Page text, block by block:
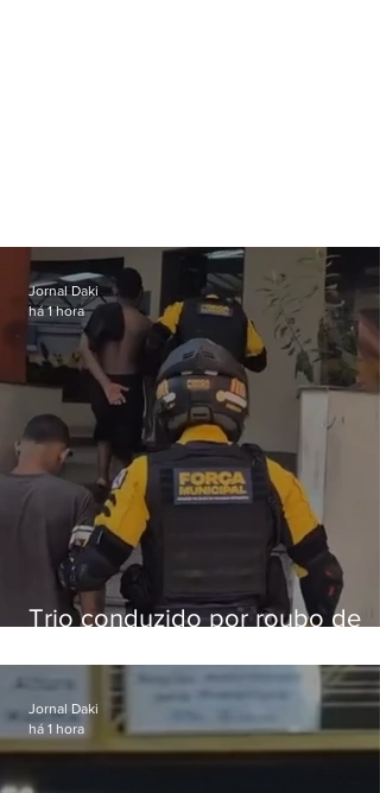
Trio conduzido por roubo de
passagens
Jornal Daki
há 1 hora
Jornal Daki
há 1 hora